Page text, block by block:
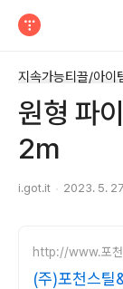
지속가능티끌/아이
원형 파
2m
i.got.it 2023. 5.
http://www.포
(주)포천스틸